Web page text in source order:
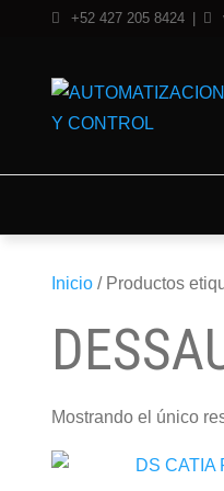
content
+52 427 205 8424
Inicio / Productos
Mostrando el único